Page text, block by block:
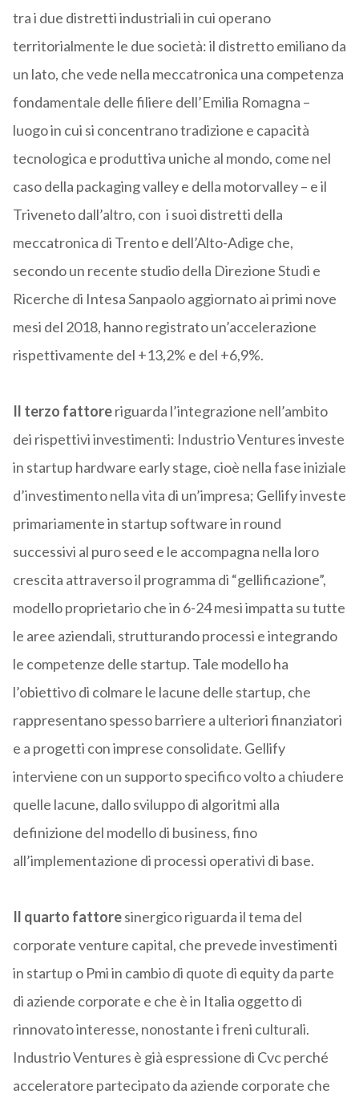
tra i due distretti industriali in cui operano
territorialmente le due società: il distretto emiliano da
un lato, che vede nella meccatronica una competenza
fondamentale delle filiere dell’Emilia Romagna –
luogo in cui si concentrano tradizione e capacità
tecnologica e produttiva uniche al mondo, come nel
caso della packaging valley e della motorvalley – e il
Triveneto dall’altro, con i suoi distretti della
meccatronica di Trento e dell’Alto-Adige che,
secondo un recente studio della Direzione Studi e
Ricerche di Intesa Sanpaolo aggiornato ai primi nove
mesi del 2018, hanno registrato un’accelerazione
rispettivamente del +13,2% e del +6,9%.
Il terzo fattoreriguarda l’integrazione nell’ambito
dei rispettivi investimenti: Industrio Ventures investe
in startup hardware early stage, cioè nella fase iniziale
d’investimento nella vita di un’impresa; Gellify investe
primariamente in startup software in round
successivi al puro seed e le accompagna nella loro
crescita attraverso il programma di “gellificazione”,
modello proprietario che in 6-24 mesi impatta su tutte
le aree aziendali, strutturando processi e integrando
le competenze delle startup. Tale modello ha
l’obiettivo di colmare le lacune delle startup, che
rappresentano spesso barriere a ulteriori finanziatori
e a progetti con imprese consolidate. Gellify
interviene con un supporto specifico volto a chiudere
quelle lacune, dallo sviluppo di algoritmi alla
definizione del modello di business, fino
all’implementazione di processi operativi di base.
Il quarto fattoresinergico riguarda il tema del
corporate venture capital, che prevede investimenti
in startup o Pmi in cambio di quote di equity da parte
di aziende corporate e che è in Italia oggetto di
rinnovato interesse, nonostante i freni culturali.
Industrio Ventures è già espressione di Cvc perché
acceleratore partecipato da aziende corporate che